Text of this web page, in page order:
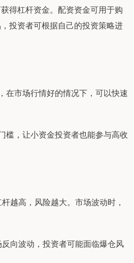
得杠杆资金。配资资金可用于购
投资者可根据自己的投资策略进
在市场行情好的情况下，可以快速
槛，让小资金投资者也能参与高收
越高，风险越大。市场波动时，
向波动，投资者可能面临爆仓风